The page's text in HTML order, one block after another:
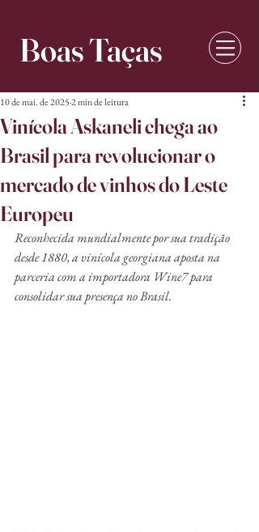
Boas Taças
Vinícola Askaneli chega ao
Brasil para revolucionar o
mercado de vinhos do Leste
Europeu
10 de mai. de 20252 min de leitura
Reconhecida mundialmente por sua tradição
desde 1880, a vinícola georgiana aposta na
parceria com a importadora Wine7 para
consolidar sua presença no Brasil.